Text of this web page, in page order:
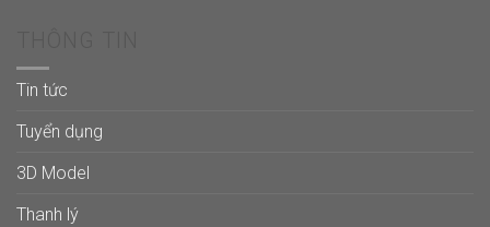
Tin tức
Tuyển dụng
3D Model
Thanh lý